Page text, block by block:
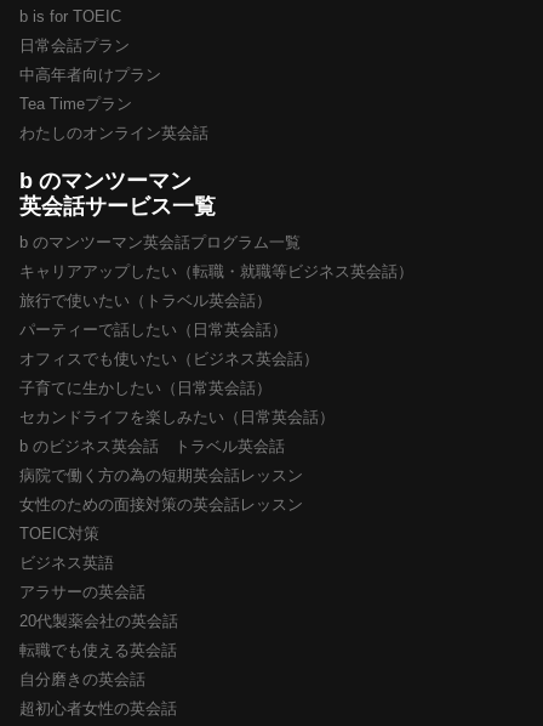
b is for TOEIC
日常会話プラン
中高年者向けプラン
Tea Timeプラン
わたしのオンライン英会話
b のマンツーマン
英会話サービス一覧
b のマンツーマン英会話プログラム一覧
キャリアアップしたい（転職・就職等ビジネス英会話）
旅行で使いたい（トラベル英会話）
パーティーで話したい（日常英会話）
オフィスでも使いたい（ビジネス英会話）
子育てに生かしたい（日常英会話）
セカンドライフを楽しみたい（日常英会話）
b のビジネス英会話 トラベル英会話
病院で働く方の為の短期英会話レッスン
女性のための面接対策の英会話レッスン
TOEIC対策
ビジネス英語
アラサーの英会話
20代製薬会社の英会話
転職でも使える英会話
自分磨きの英会話
超初心者女性の英会話